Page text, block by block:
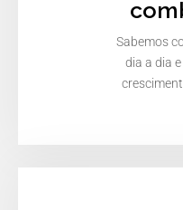
Sabemos
dia a dia